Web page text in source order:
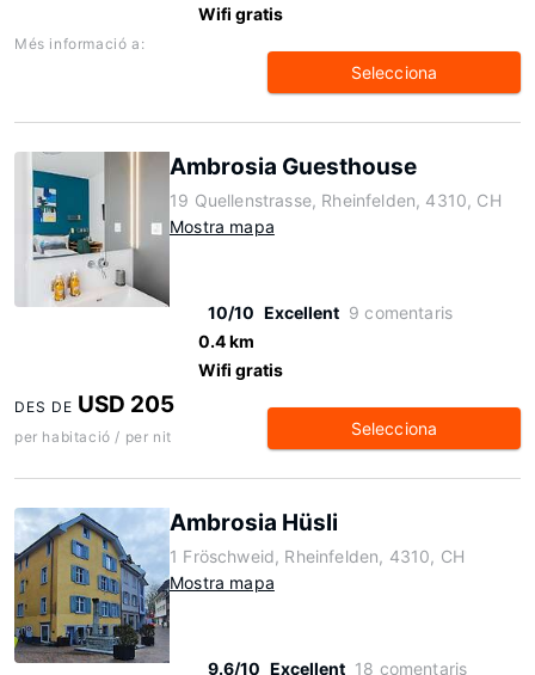
Wifi gratis
Més informació a:
Selecciona
Ambrosia Guesthouse
19 Quellenstrasse, Rheinfelden, 4310, CH
Mostra mapa
10/10 Excellent 9 comentaris
0.4 km
Wifi gratis
DES DE USD 205
per habitació / per nit Selecciona
Ambrosia Hüsli
1 Fröschweid, Rheinfelden, 4310, CH
Mostra mapa
9.6/10 Excellent 18 comentaris